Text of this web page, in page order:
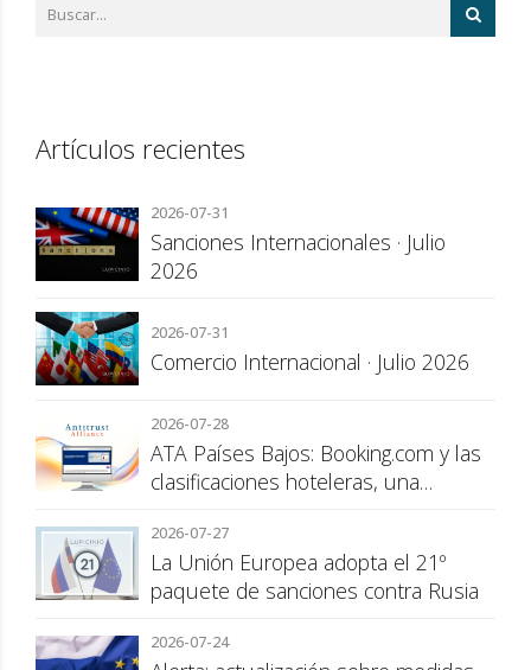
Artículos recientes
2026-07-31
Sanciones Internacionales · Julio
2026
2026-07-31
Comercio Internacional · Julio 2026
2026-07-28
ATA Países Bajos: Booking.com y las
clasificaciones hoteleras, una
consumidor
2026-07-27
La Unión Europea adopta el 21º
paquete de sanciones contra Rusia
2026-07-24